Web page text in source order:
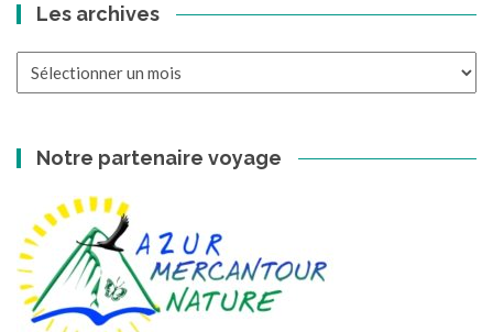
Les archives
Notre partenaire voyage